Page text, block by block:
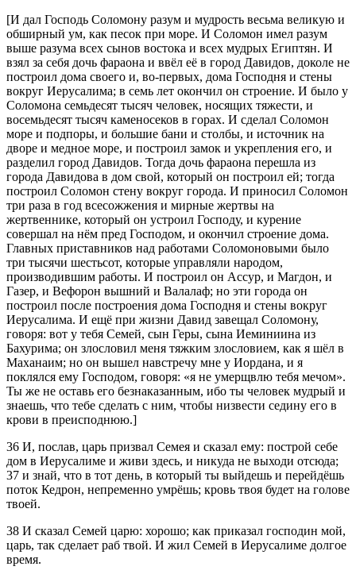
[И дал Господь Соломону разум и мудрость весьма великую и
обширный ум, как песок при море. И Соломон имел разум
выше разума всех сынов востока и всех мудрых Египтян. И
взял за себя дочь фараона и ввёл её в город Давидов, доколе не
построил дома своего и, во-первых, дома Господня и стены
вокруг Иерусалима; в семь лет окончил он строение. И было у
Соломона семьдесят тысяч человек, носящих тяжести, и
восемьдесят тысяч каменосеков в горах. И сделал Соломон
море и подпоры, и большие бани и столбы, и источник на
дворе и медное море, и построил замок и укрепления его, и
разделил город Давидов. Тогда дочь фараона перешла из
города Давидова в дом свой, который он построил ей; тогда
построил Соломон стену вокруг города. И приносил Соломон
три раза в год всесожжения и мирные жертвы на
жертвеннике, который он устроил Господу, и курение
совершал на нём пред Господом, и окончил строение дома.
Главных приставников над работами Соломоновыми было
три тысячи шестьсот, которые управляли народом,
производившим работы. И построил он Ассур, и Магдон, и
Газер, и Вефорон вышний и Валалаф; но эти города он
построил после построения дома Господня и стены вокруг
Иерусалима. И ещё при жизни Давид завещал Соломону,
говоря: вот у тебя Семей, сын Геры, сына Иеминиина из
Бахурима; он злословил меня тяжким злословием, как я шёл в
Маханаим; но он вышел навстречу мне у Иордана, и я
поклялся ему Господом, говоря:
я не умерщвлю тебя мечом .
Ты же не оставь его безнаказанным, ибо ты человек мудрый и
знаешь, что тебе сделать с ним, чтобы низвести седину его в
крови в преисподнюю.]
36 И, послав, царь призвал Семея и сказал ему: построй себе
дом в Иерусалиме и живи здесь, и никуда не выходи отсюда;
37 и знай, что в тот день, в который ты выйдешь и перейдёшь
поток Кедрон, непременно умрёшь; кровь твоя будет на голове
твоей.
38 И сказал Семей царю: хорошо; как приказал господин мой,
царь, так сделает раб твой. И жил Семей в Иерусалиме долгое
время.